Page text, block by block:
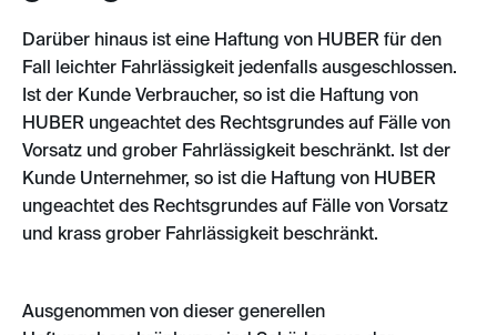
Darüber hinaus ist eine Haftung von HUBER für den
Fall leichter Fahrlässigkeit jedenfalls ausgeschlossen.
Ist der Kunde Verbraucher, so ist die Haftung von
HUBER ungeachtet des Rechtsgrundes auf Fälle von
Vorsatz und grober Fahrlässigkeit beschränkt. Ist der
Kunde Unternehmer, so ist die Haftung von HUBER
ungeachtet des Rechtsgrundes auf Fälle von Vorsatz
und krass grober Fahrlässigkeit beschränkt.
Ausgenommen von dieser generellen